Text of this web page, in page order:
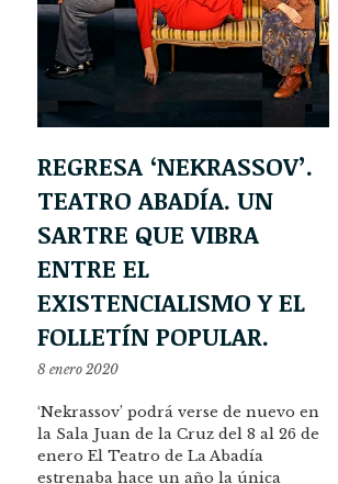
REGRESA ‘NEKRASSOV’.
TEATRO ABADÍA. UN
SARTRE QUE VIBRA
ENTRE EL
EXISTENCIALISMO Y EL
FOLLETÍN POPULAR.
8 enero 2020
‘Nekrassov’ podrá verse de nuevo en
la Sala Juan de la Cruz del 8 al 26 de
enero El Teatro de La Abadía
estrenaba hace un año la única